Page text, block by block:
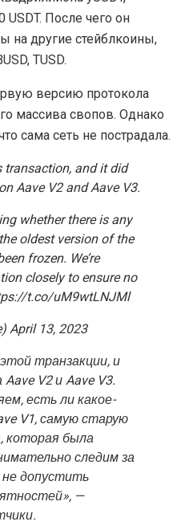
USDT. После чего он
на другие стейблкоины,
TUSD.
версию протокола
массива свопов. Однако
сама сеть не пострадала.
transaction, and it did
Aave V2 and Aave V3.
whether there is any
oldest version of the
frozen. We’re
closely to ensure no
t.co/uM9wtLNJMl
April 13, 2023
транзакции, и
V2 и Aave V3.
есть ли какое-
V1, самую старую
которая была
следим за
допустить
—